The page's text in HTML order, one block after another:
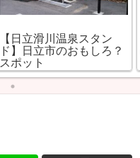
【日立滑川温泉スタン
ド】日立市のおもしろ？
スポット